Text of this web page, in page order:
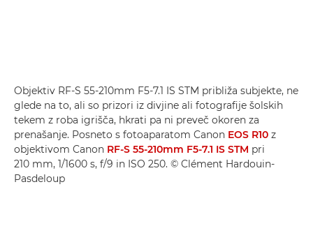
Objektiv RF-S 55-210mm F5-7.1 IS STM približa subjekte, ne
glede na to, ali so prizori iz divjine ali fotografije šolskih
tekem z roba igrišča, hkrati pa ni preveč okoren za
prenašanje. Posneto s fotoaparatom Canon EOS R10 z
objektivom Canon RF-S 55-210mm F5-7.1 IS STM pri
210 mm, 1/1600 s, f/9 in ISO 250. © Clément Hardouin-
Pasdeloup